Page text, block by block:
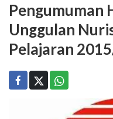
Pengumuman
Unggulan
Pelajaran